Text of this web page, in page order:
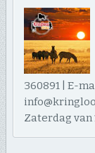
360891 | E-
Zaterdag van